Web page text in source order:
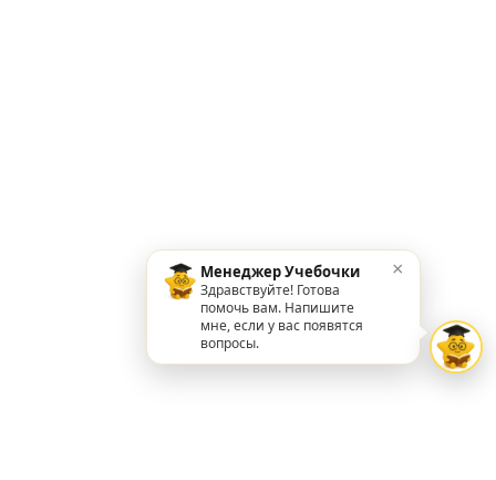
Менеджер Учебочки
Здравствуйте! Готова
помочь вам. Напишите
мне, если у вас появятся
вопросы.
×